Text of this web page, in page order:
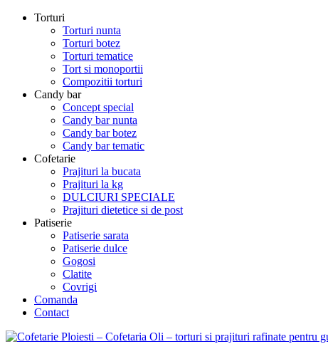
Torturi
Torturi nunta
Torturi botez
Torturi tematice
Tort si monoportii
Compozitii torturi
Candy bar
Concept special
Candy bar nunta
Candy bar botez
Candy bar tematic
Cofetarie
Prajituri la bucata
Prajituri la kg
DULCIURI SPECIALE
Prajituri dietetice si de post
Patiserie
Patiserie sarata
Patiserie dulce
Gogosi
Clatite
Covrigi
Comanda
Contact